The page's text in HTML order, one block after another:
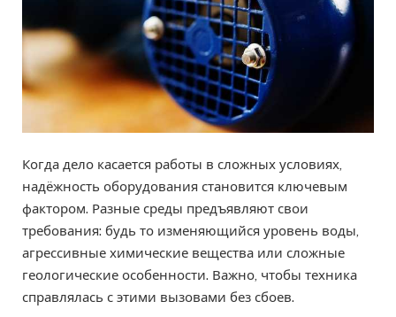
Когда дело касается работы в сложных условиях,
надёжность оборудования становится ключевым
фактором. Разные среды предъявляют свои
требования: будь то изменяющийся уровень воды,
агрессивные химические вещества или сложные
геологические особенности. Важно, чтобы техника
справлялась с этими вызовами без сбоев.